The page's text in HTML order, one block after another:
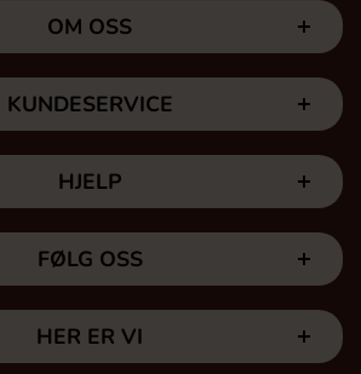
OM OSS
KUNDESERVICE
HJELP
FØLG OSS
HER ER VI